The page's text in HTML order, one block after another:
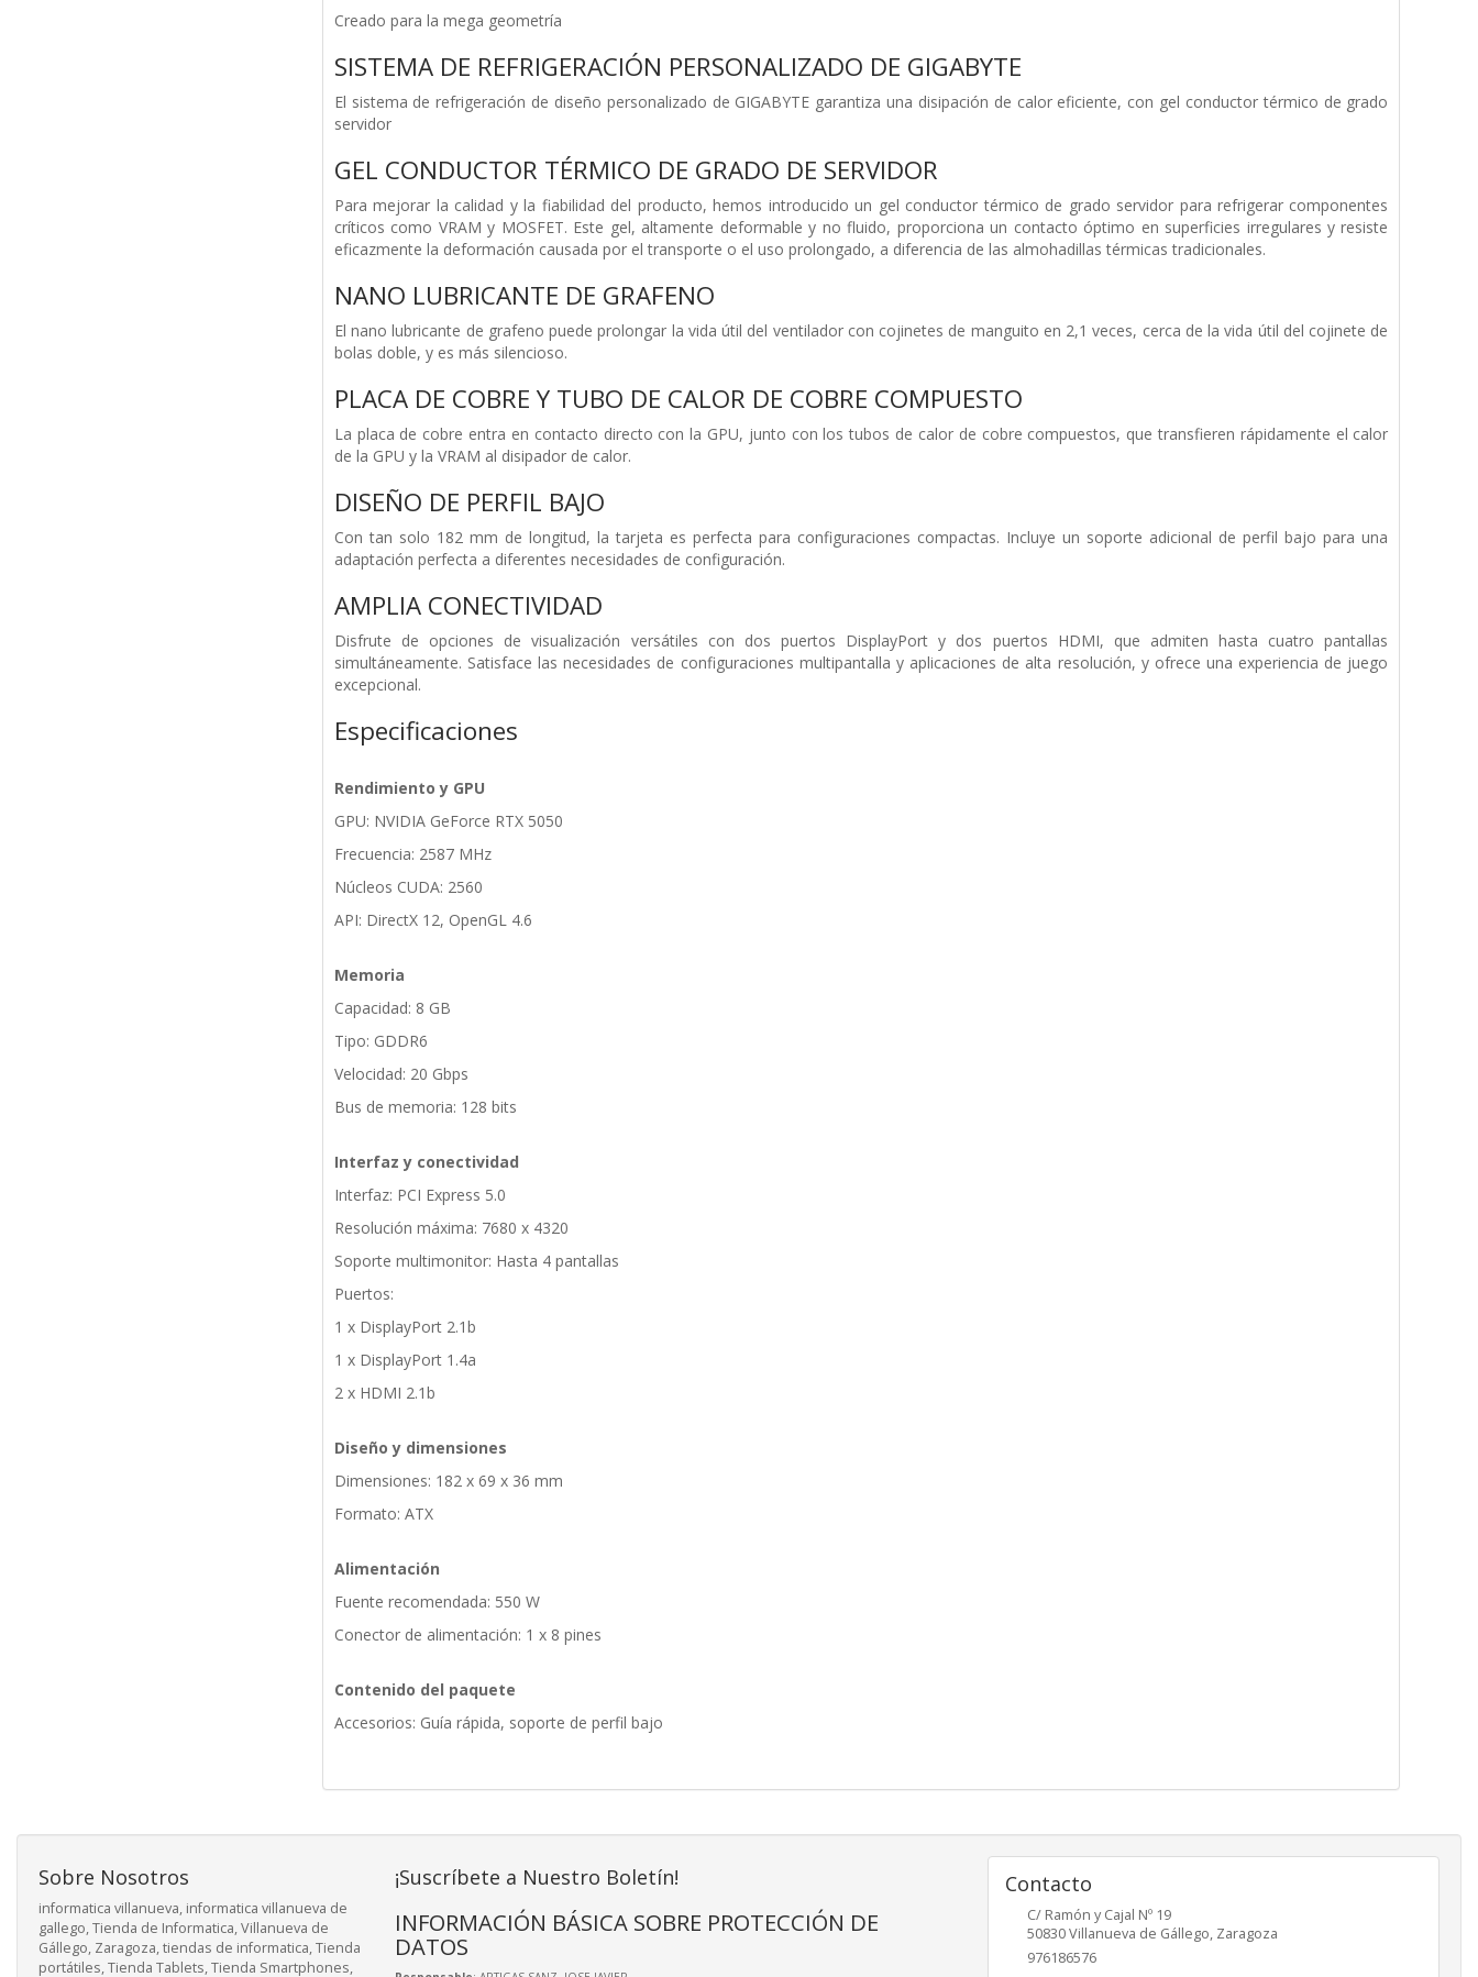
Creado para la mega geometría
SISTEMA DE REFRIGERACIÓN PERSONALIZADO DE GIGABYTE
El sistema de refrigeración de diseño personalizado de GIGABYTE garantiza una disipación de calor eficiente, con gel conductor térmico de grado
servidor
GEL CONDUCTOR TÉRMICO DE GRADO DE SERVIDOR
Para mejorar la calidad y la fiabilidad del producto, hemos introducido un gel conductor térmico de grado servidor para refrigerar componentes
críticos como VRAM y MOSFET. Este gel, altamente deformable y no fluido, proporciona un contacto óptimo en superficies irregulares y resiste
eficazmente la deformación causada por el transporte o el uso prolongado, a diferencia de las almohadillas térmicas tradicionales.
NANO LUBRICANTE DE GRAFENO
El nano lubricante de grafeno puede prolongar la vida útil del ventilador con cojinetes de manguito en 2,1 veces, cerca de la vida útil del cojinete de
bolas doble, y es más silencioso.
PLACA DE COBRE Y TUBO DE CALOR DE COBRE COMPUESTO
La placa de cobre entra en contacto directo con la GPU, junto con los tubos de calor de cobre compuestos, que transfieren rápidamente el calor
de la GPU y la VRAM al disipador de calor.
DISEÑO DE PERFIL BAJO
Con tan solo 182 mm de longitud, la tarjeta es perfecta para configuraciones compactas. Incluye un soporte adicional de perfil bajo para una
adaptación perfecta a diferentes necesidades de configuración.
AMPLIA CONECTIVIDAD
Disfrute de opciones de visualización versátiles con dos puertos DisplayPort y dos puertos HDMI, que admiten hasta cuatro pantallas
simultáneamente. Satisface las necesidades de configuraciones multipantalla y aplicaciones de alta resolución, y ofrece una experiencia de juego
excepcional.
Especificaciones
Rendimiento y GPU
GPU: NVIDIA GeForce RTX 5050
Frecuencia: 2587 MHz
Núcleos CUDA: 2560
API: DirectX 12, OpenGL 4.6
Memoria
Capacidad: 8 GB
Tipo: GDDR6
Velocidad: 20 Gbps
Bus de memoria: 128 bits
Interfaz y conectividad
Interfaz: PCI Express 5.0
Resolución máxima: 7680 x 4320
Soporte multimonitor: Hasta 4 pantallas
Puertos:
1 x DisplayPort 2.1b
1 x DisplayPort 1.4a
2 x HDMI 2.1b
Diseño y dimensiones
Dimensiones: 182 x 69 x 36 mm
Formato: ATX
Alimentación
Fuente recomendada: 550 W
Conector de alimentación: 1 x 8 pines
Contenido del paquete
Accesorios: Guía rápida, soporte de perfil bajo
Sobre Nosotros
informatica villanueva, informatica villanueva de
gallego, Tienda de Informatica, Villanueva de
Gállego, Zaragoza, tiendas de informatica, Tienda
portátiles, Tienda Tablets, Tienda Smartphones,
¡Suscríbete a Nuestro Boletín!
INFORMACIÓN BÁSICA SOBRE PROTECCIÓN DE
DATOS
Contacto
C/ Ramón y Cajal Nº 19
50830Villanueva de Gállego, Zaragoza
976186576